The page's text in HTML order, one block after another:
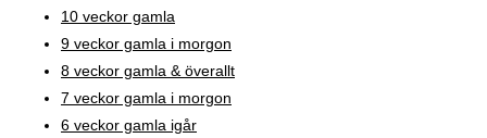
10 veckor gamla
9 veckor gamla i morgon
8 veckor gamla & överallt
7 veckor gamla i morgon
6 veckor gamla igår